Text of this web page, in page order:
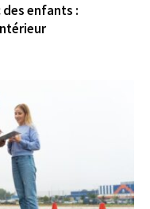
des enfants :